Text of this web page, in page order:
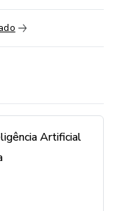
um negócio de
terapêutico
para planejar,
Artificial